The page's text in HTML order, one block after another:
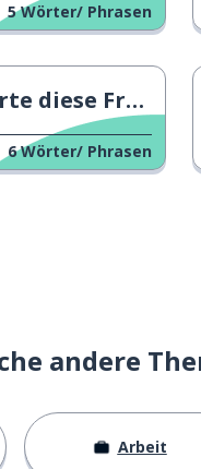
5 Wörter/ Phrasen
diese Frage
6 Wörter/ Phrasen
andere
Arbeit